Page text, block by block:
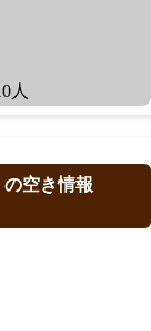
人
空き情報